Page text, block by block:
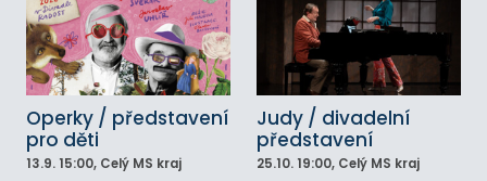
Operky / představení
pro děti
13.9. 15:00, Celý MS kraj
Judy / divadelní
představení
25.10. 19:00, Celý MS kraj